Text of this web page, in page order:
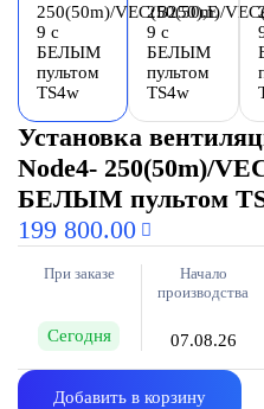
Установка
Node4- 250(50m)/
БЕЛЫМ пультом
199 800.00
При заказе
Сегодня
Начало
производства
07.08.26
Добавить в корзину